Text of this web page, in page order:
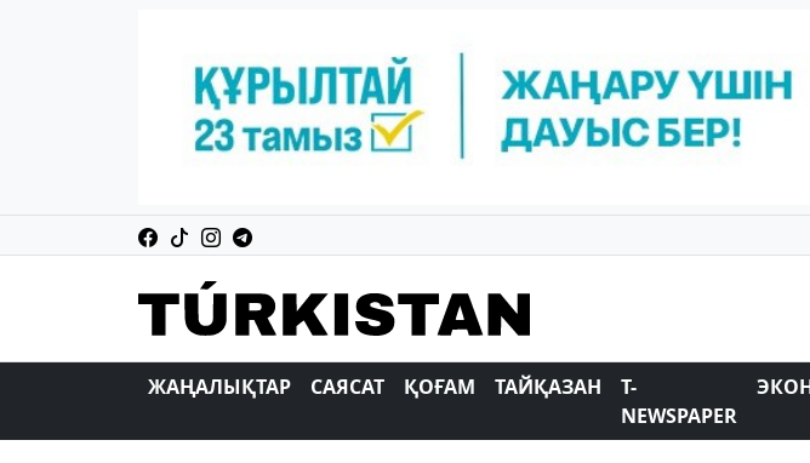
ЖАҢАЛЫҚТАР САЯСАТ ҚОҒАМ ТАЙҚАЗАН
T-
NEWSPAPER